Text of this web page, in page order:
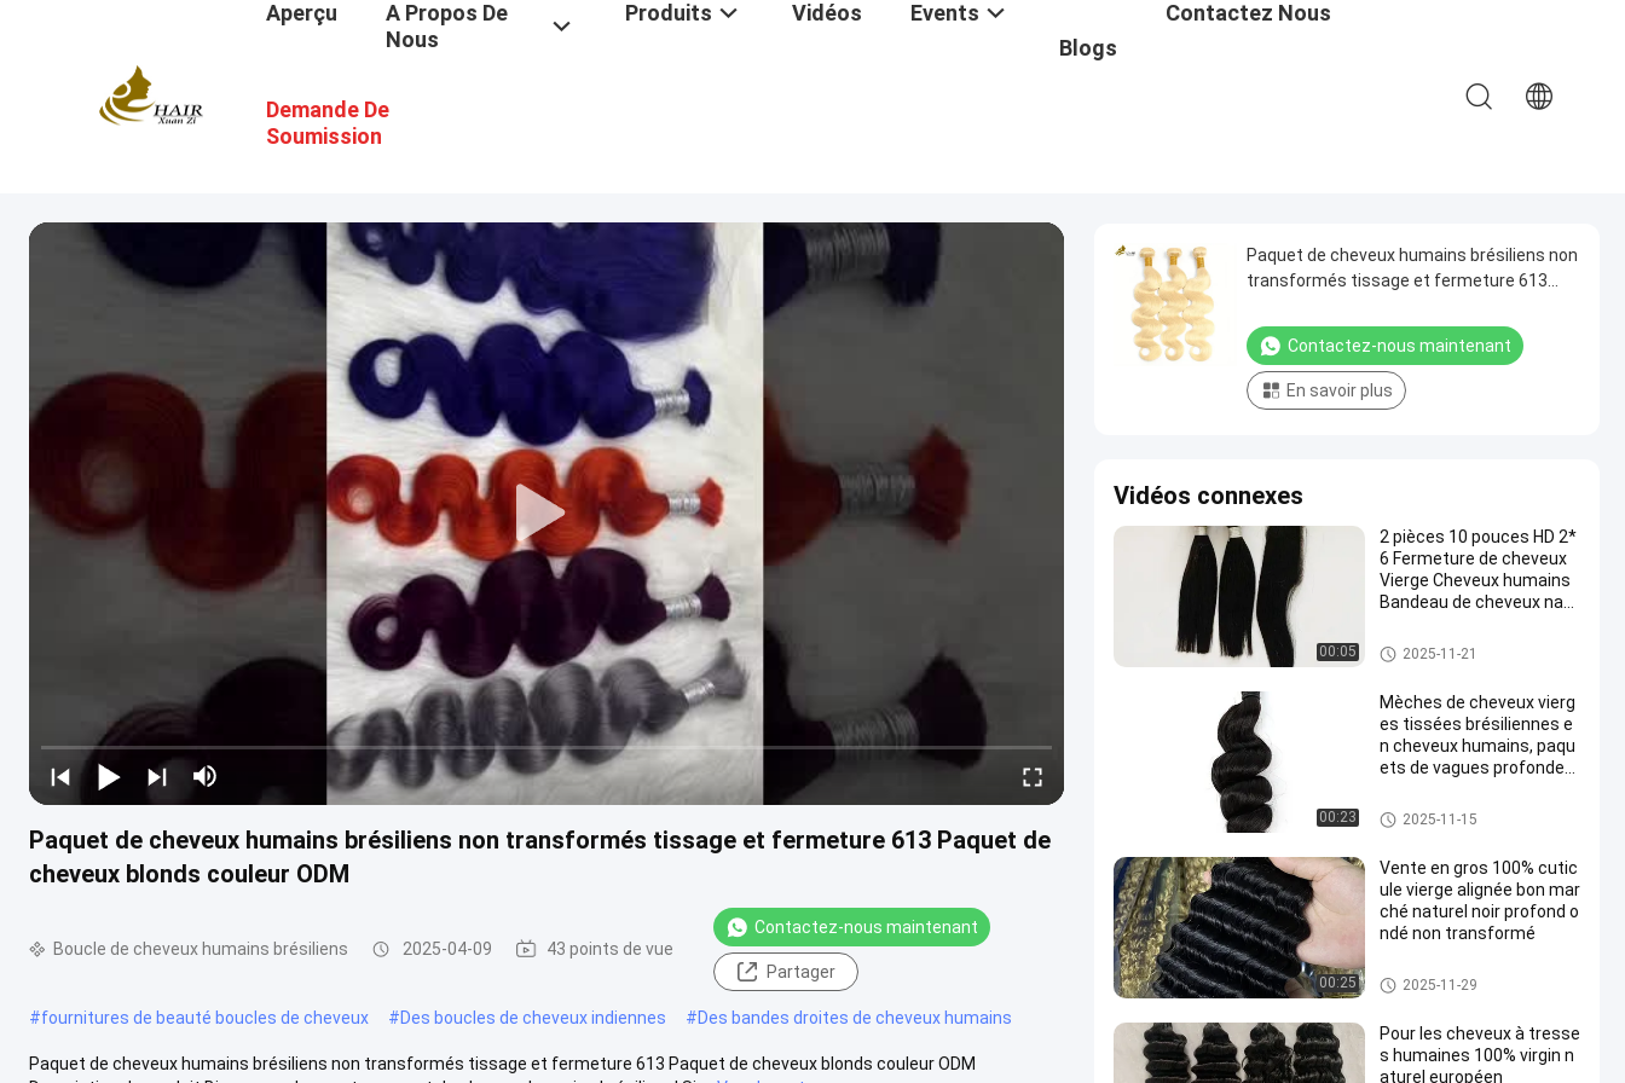
Aperçu
A Propos De
Nous
Produits Vidéos
Events
Blogs
Contactez Nous
Demande De
Soumission
Paquet de cheveux humains brésiliens non transformés tissage et fermeture 613 Paquet de
cheveux blonds couleur ODM
Boucle de cheveux humains brésiliens 2025-04-09 43 points de vue
Contactez-nous maintenant
Partager
#fournitures de beauté boucles de cheveux #Des boucles de cheveux indiennes #Des bandes droites de cheveux humains
Paquet de cheveux humains brésiliens non transformés tissage et fermeture 613 Paquet de cheveux blonds couleur ODM
Paquet de cheveux humains brésiliens non
transformés tissage et fermeture 613
Contactez-nous maintenant
En savoir plus
Vidéos connexes
00:05
2 pièces 10 pouces HD 2*
6 Fermeture de cheveux
Vierge Cheveux humains
Bandeau de cheveux natu
ux droits
Des bandes de cheveux humai
ns vierges
2025-11-21
00:23
Mèches de cheveux vierg
es tissées brésiliennes e
n cheveux humains, paqu
ets de vagues profondes
Boucle de cheveux humains br
ésiliens
2025-11-15
00:25
Vente en gros 100% cutic
ule vierge alignée bon mar
ché naturel noir profond o
ndé non transformé
Boucle de cheveux humains br
ésiliens
2025-11-29
Pour les cheveux à tresse
s humaines 100% virgin n
aturel européen